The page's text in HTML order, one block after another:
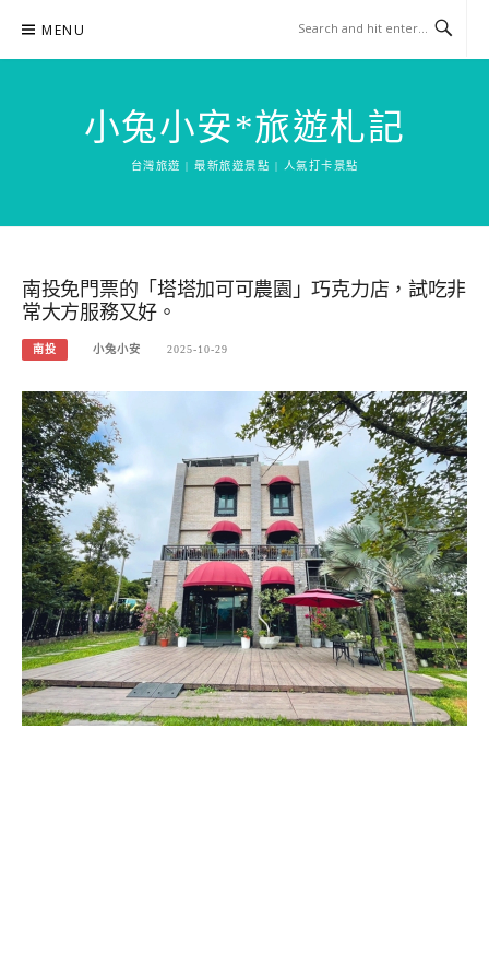
content
MENU
小兔小安*旅遊札記
台灣旅遊 | 最新旅遊景點 | 人氣打卡景點
南投免門票的「塔塔加可可農園」巧克力店，試吃非
常大方服務又好。
南投 小兔小安 2025-10-29